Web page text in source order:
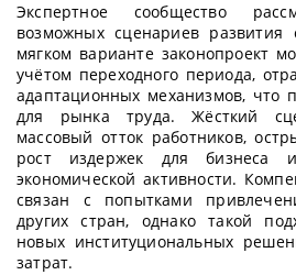
Экспертное сообщество
возможных сценариев развития
мягком варианте законопроект
учётом переходного периода,
адаптационных механизмов, что
для рынка труда. Жёсткий
массовый отток работников,
рост издержек для бизнеса
экономической активности.
связан с попытками
других стран, однако такой
новых институциональных
затрат.